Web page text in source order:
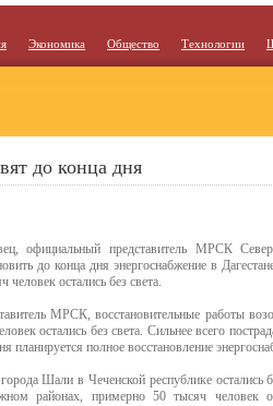
Экономика Общество Технологии
до конца дня
официальный представитель МРСК
до конца дня энергоснабжение в
человек остались без света.
МРСК, восстановительные работы
остались без света. Сильнее всего
планируется полное восстановление
Шали в Чеченской республике остались
районах, примерно 50 тысяч человек